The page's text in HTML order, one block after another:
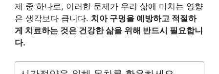
제 중 하나로, 이러한 문제가 우리 삶에 미치는 영향
은 생각보다 큽니다. 치아 구멍을 예방하고 적절하
게 치료하는 것은 건강한 삶을 위해 반드시 필요합니
다.